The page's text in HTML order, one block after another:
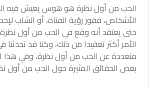
الحب من أول نظرة هو هوس يعيش فيه
الأشخاص، ففور رؤية الفتاة، أو الشاب
حتى يعتقد أنه وقع في الحب من أول
الأمر أكثر تعقيدا من ذلك، وكنا قد
متعددة عن الحب من أول نظرة، وفي هذا
بعض الحقائق المثيرة حول الحب من أول